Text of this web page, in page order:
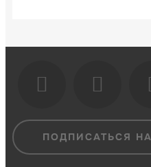
ПОДПИСАТЬСЯ